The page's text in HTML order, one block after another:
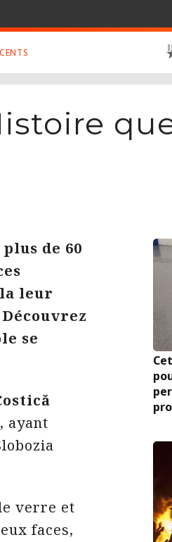
de 60
leur
se
ayant
verre et
faces,